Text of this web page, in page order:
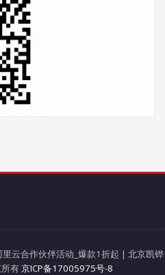
云合作伙伴活动_爆款1折起 | 北京凯铧
有京ICP备17005975号-8